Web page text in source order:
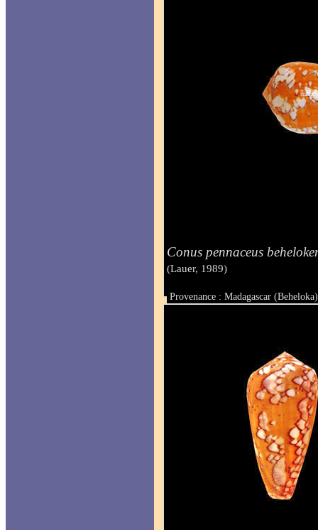
Conus pennaceus
(Lauer, 1989)
Provenance : Madagascar (Beheloka)
Taille : 44.5 mm